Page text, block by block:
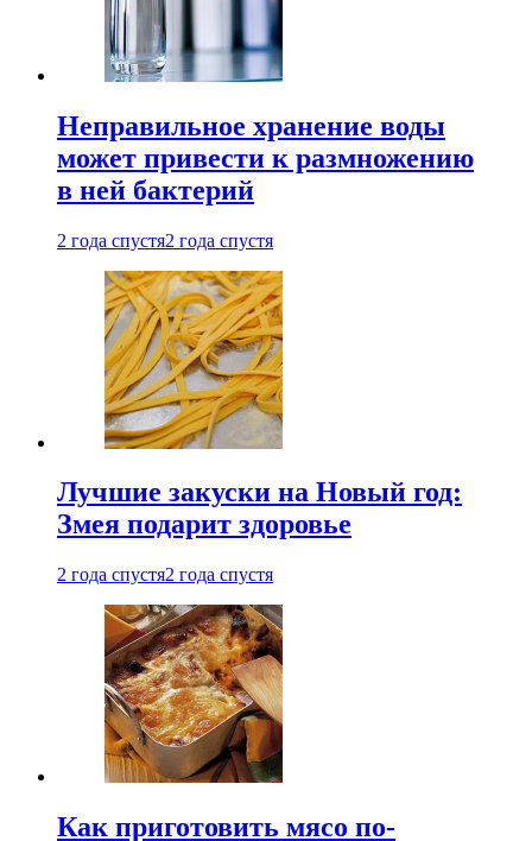
Неправильное хранение воды
может привести к размножению
в ней бактерий
2 года спустя2 года спустя
Лучшие закуски на Новый год:
Змея подарит здоровье
2 года спустя2 года спустя
Как приготовить мясо по-